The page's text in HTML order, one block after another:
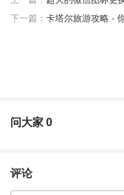
下一篇：
问大家0
评论